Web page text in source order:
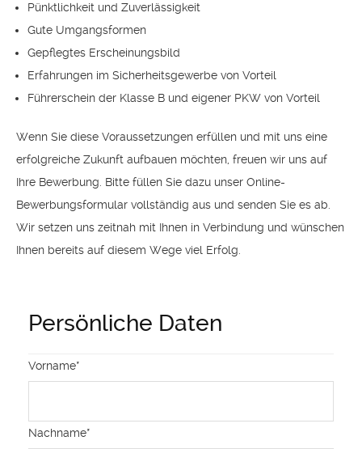
Pünktlichkeit und Zuverlässigkeit
Gute Umgangsformen
Gepflegtes Erscheinungsbild
Erfahrungen im Sicherheitsgewerbe von Vorteil
Führerschein der Klasse B und eigener PKW von Vorteil
Wenn Sie diese Voraussetzungen erfüllen und mit uns eine
erfolgreiche Zukunft aufbauen möchten, freuen wir uns auf
Ihre Bewerbung. Bitte füllen Sie dazu unser Online-
Bewerbungsformular vollständig aus und senden Sie es ab.
Wir setzen uns zeitnah mit Ihnen in Verbindung und wünschen
Ihnen bereits auf diesem Wege viel Erfolg.
Persönliche Daten
Vorname*
Nachname*